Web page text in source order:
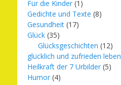
Für die Kinder (1)
Gedichte und Texte (8)
Gesundheit (17)
Glück (35)
Glücksgeschichten (12)
glücklich und zufrieden leben
Heilkraft der 7 Urbilder (5)
Humor (4)